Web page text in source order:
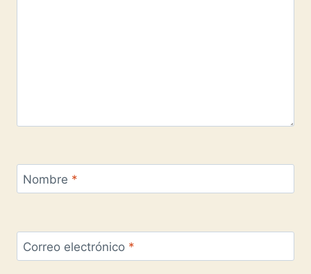
Nombre *
Correo electrónico *